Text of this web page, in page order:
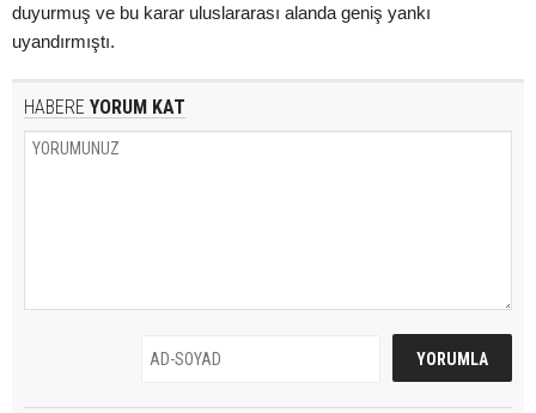
duyurmuş ve bu karar uluslararası alanda geniş yankı
uyandırmıştı.
HABERE YORUM KAT